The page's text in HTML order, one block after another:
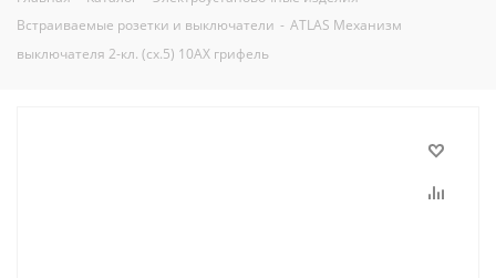
Встраиваемые розетки и выключатели - ATLAS Механизм
выключателя 2-кл. (сх.5) 10АХ грифель